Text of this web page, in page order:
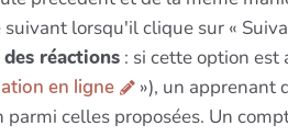
lorsqu'il clique sur «
réactions : si cette option
en ligne
»), un apprenant
parmi celles proposées. Un